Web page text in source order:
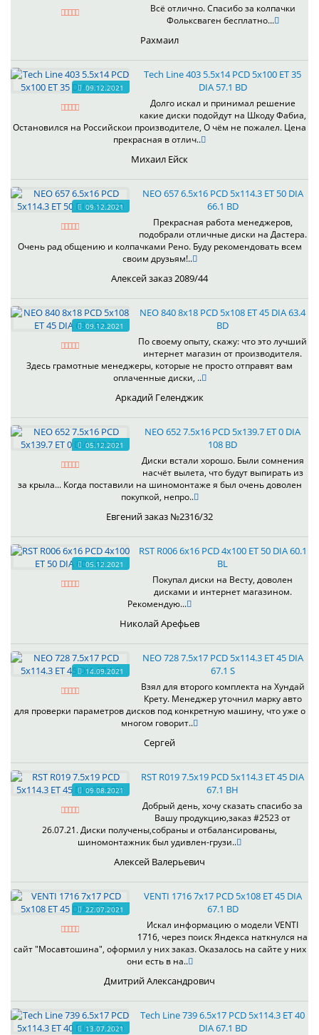
Всё отлично. Спасибо за колпачки
Фольксваген бесплатно...
Рахмаил
09.12.2021
Tech Line 403 5.5x14 PCD 5x100 ET 35
DIA 57.1 BD
Долго искал и принимал решение
какие диски подойдут на Шкоду Фабиа,
Остановился на Российскои производителе, О чём не пожалел. Цена
прекрасная в отлич..
Михаил Ейск
09.12.2021
NEO 657 6.5x16 PCD 5x114.3 ET 50 DIA
66.1 BD
Прекрасная работа менеджеров,
подобрали отличные диски на Дастера.
Очень рад общению и колпачками Рено. Буду рекомендовать всем
своим друзьям!..
Алексей заказ 2089/44
09.12.2021
NEO 840 8x18 PCD 5x108 ET 45 DIA 63.4
BD
По своему опыту, скажу: что это лучший
интернет магазин от производителя.
Здесь грамотные менеджеры, которые не просто отправят вам
оплаченные диски, ..
Аркадий Геленджик
05.12.2021
NEO 652 7.5x16 PCD 5x139.7 ET 0 DIA
108 BD
Диски встали хорошо. Были сомнения
насчёт вылета, что будут выпирать из
за крыла... Когда поставили на шиномонтаже я был очень доволен
покупкой, непро..
Евгений заказ №2316/32
05.12.2021
RST R006 6x16 PCD 4x100 ET 50 DIA 60.1
BL
Покупал диски на Весту, доволен
дисками и интернет магазином.
Рекомендую...
Николай Арефьев
14.09.2021
NEO 728 7.5x17 PCD 5x114.3 ET 45 DIA
67.1 S
Взял для второго комплекта на Хундай
Крету. Менеджер уточнил марку авто
для проверки параметров дисков под конкретную машину, что уже о
многом говорит..
Сергей
09.08.2021
RST R019 7.5x19 PCD 5x114.3 ET 45 DIA
67.1 BH
Добрый день, хочу сказать спасибо за
Вашу продукцию,заказ #2523 от
26.07.21. Диски получены,собраны и отбалансированы,
шиномонтажник был удивлен-грузи..
Алексей Валерьевич
22.07.2021
VENTI 1716 7x17 PCD 5x108 ET 45 DIA
67.1 BD
Искал информацию о модели VENTI
1716, через поиск Яндекса наткнулся на
сайт "Мосавтошина", оформил у них заказ. Оказалось на сайте у них
они есть в на..
Дмитрий Александрович
13.07.2021
Tech Line 739 6.5x17 PCD 5x114.3 ET 40
DIA 67.1 BD